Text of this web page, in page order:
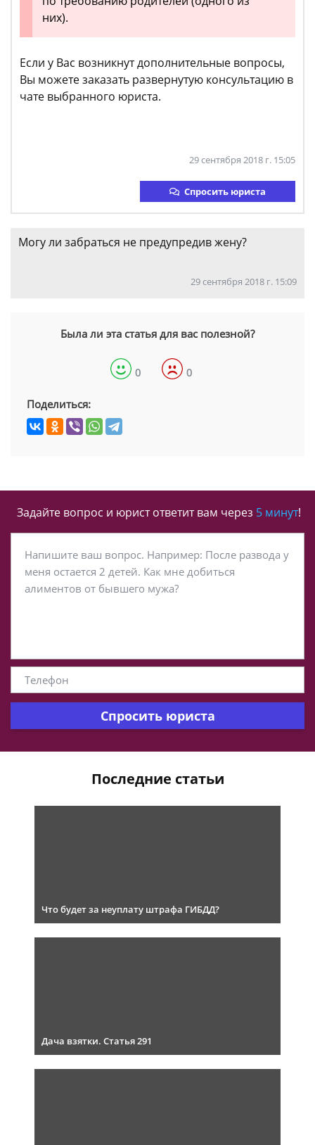
них).
Если у Вас возникнут дополнительные вопросы,
Вы можете заказать развернутую консультацию в
чате выбранного юриста.
29 сентября 2018 г. 15:05
Спросить юриста
Могу ли забраться не предупредив жену?
29 сентября 2018 г. 15:09
Была ли эта статья для вас полезной?
0 0
Поделиться:
Задайте вопрос и юрист ответит вам через 5 минут!
Спросить юриста
Последние статьи
Что будет за неуплату штрафа ГИБДД?
Дача взятки. Статья 291